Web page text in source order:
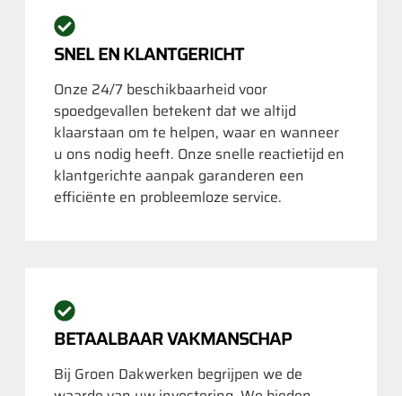
SNEL EN KLANTGERICHT
Onze 24/7 beschikbaarheid voor
spoedgevallen betekent dat we altijd
klaarstaan om te helpen, waar en wanneer
u ons nodig heeft. Onze snelle reactietijd en
klantgerichte aanpak garanderen een
efficiënte en probleemloze service.
BETAALBAAR VAKMANSCHAP
Bij Groen Dakwerken begrijpen we de